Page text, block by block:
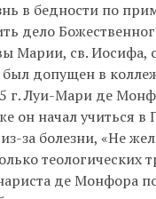
в бедности по
дело
Марии, св. Иосифа,
допущен в
г. Луи-Мари де
он начал учиться
за болезни, «Не
теологических
де Монфора